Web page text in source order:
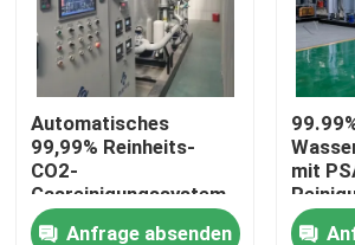
Zu Hause
Produkte
Automatisches
99,99% Reinheits-
CO2-
Gasreinigungssystem
mit Gasreiniger
Anfrage absenden
mit